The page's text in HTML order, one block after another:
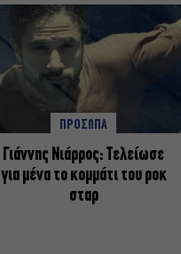
ΠΡΟΣΩΠΑ
Γιάννης Νιάρρος: Τελείωσε
για μένα το κομμάτι του ροκ
σταρ